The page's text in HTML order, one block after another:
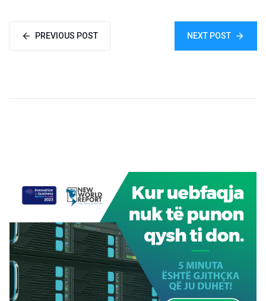
PREVIOUS POST NEXT POST